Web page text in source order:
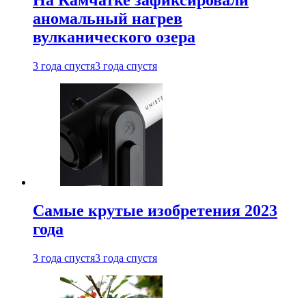
аномальный нагрев
вулканического озера
3 года спустя3 года спустя
Самые крутые изобретения 2023
года
3 года спустя3 года спустя